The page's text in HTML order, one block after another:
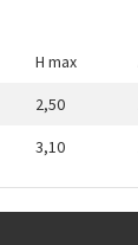
H max
2,50
3,10